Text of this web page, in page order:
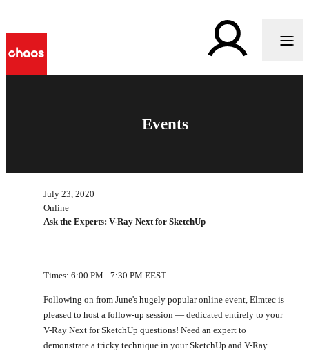
Events
July 23, 2020
Online
Ask the Experts: V-Ray Next for SketchUp
Times: 6:00 PM - 7:30 PM EEST
Following on from June's hugely popular online event, Elmtec is
pleased to host a follow-up session — dedicated entirely to your
V-Ray Next for SketchUp questions! Need an expert to
demonstrate a tricky technique in your SketchUp and V-Ray